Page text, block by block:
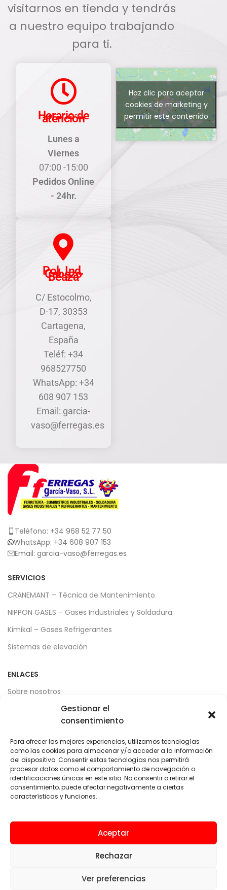
Gestionar el
consentimiento
Para ofrecer las mejores experiencias, utilizamos tecnologías
como las cookies para almacenar y/o acceder a la información
del dispositivo. Consentir estas tecnologías nos permitirá
procesar datos como el comportamiento de navegación o
identificaciones únicas en este sitio. No consentir o retirar el
consentimiento, puede afectar negativamente a ciertas
características y funciones.
Aceptar
Rechazar
Ver preferencias
visitarnos en tienda y tendrás
a nuestro equipo trabajando
para ti.
Horario de
atención
Lunes a
Viernes
07:00 -15:00
Pedidos Online
- 24hr.
Pol. Ind.
Cabezo
Beaza
C/ Estocolmo,
D-17, 30353
Cartagena,
España
Teléf: +34
968527750
WhatsApp: +34
608 907 153
Email: garcia-
vaso@ferregas.es
Haz clic para aceptar
cookies de marketing y
permitir este contenido
Teléfono: +34 968 52 77 50
WhatsApp: +34 608 907 153
Email: garcia-vaso@ferregas.es
SERVICIOS
CRANEMANT – Técnica de Mantenimiento
NIPPON GASES – Gases Industriales y Soldadura
Kimikal – Gases Refrigerantes
Sistemas de elevación
ENLACES
Sobre nosotros
Localización y Contacto
LEGAL
Aviso legal
Términos y condiciones de uso
Política de cookies